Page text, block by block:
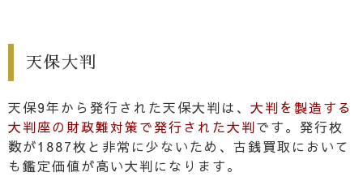
天保大判
天保9年から発行された天保大判は、 大判を製造する
大判座の財政難対策で発行された大判です。発行枚
数が1887枚と非常に少ないため、古銭買取において
も鑑定価値が高い大判になります。